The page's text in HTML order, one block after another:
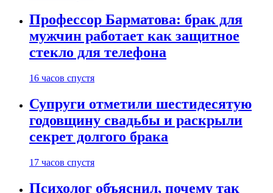
Профессор Барматова: брак для
мужчин работает как защитное
стекло для телефона
16 часов спустя
Супруги отметили шестидесятую
годовщину свадьбы и раскрыли
секрет долгого брака
17 часов спустя
Психолог объяснил, почему так